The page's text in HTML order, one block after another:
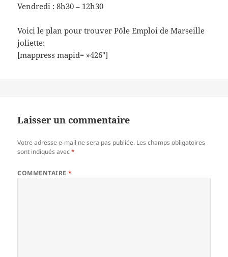
Vendredi : 8h30 – 12h30
Voici le plan pour trouver Pôle Emploi de Marseille
joliette:
[mappress mapid= »426″]
Laisser un commentaire
Votre adresse e-mail ne sera pas publiée. Les champs obligatoires
sont indiqués avec*
COMMENTAIRE*